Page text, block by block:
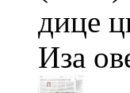
ди­це
Иза